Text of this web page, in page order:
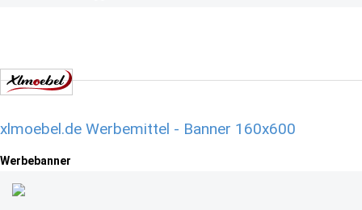
xlmoebel.de Werbemittel - Banner 160x600
Werbebanner